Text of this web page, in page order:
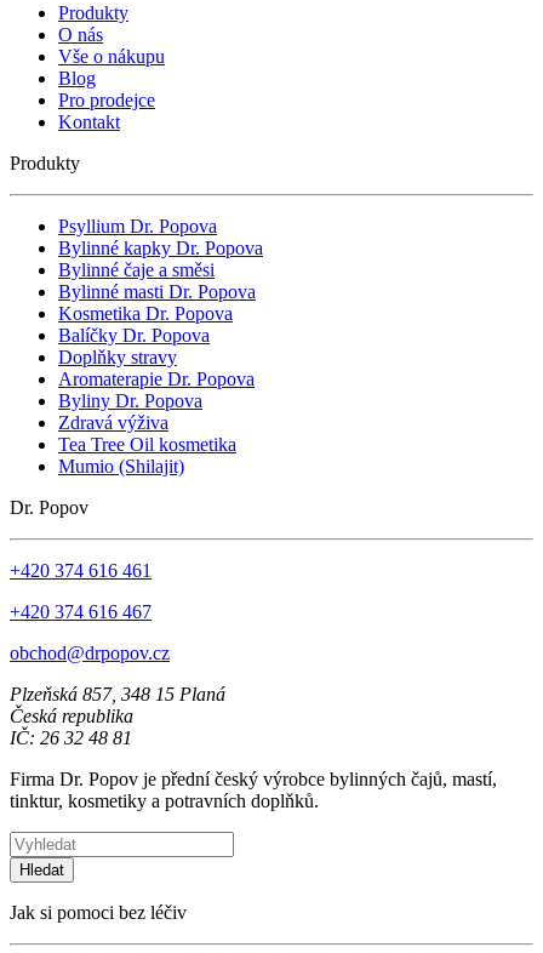
Produkty
O nás
Vše o nákupu
Blog
Pro prodejce
Kontakt
Produkty
Psyllium Dr. Popova
Bylinné kapky Dr. Popova
Bylinné čaje a směsi
Bylinné masti Dr. Popova
Kosmetika Dr. Popova
Balíčky Dr. Popova
Doplňky stravy
Aromaterapie Dr. Popova
Byliny Dr. Popova
Zdravá výživa
Tea Tree Oil kosmetika
Mumio (Shilajit)
Dr. Popov
+420 374 616 461
+420 374 616 467
obchod@drpopov.cz
Plzeňská 857, 348 15 Planá
Česká republika
IČ: 26 32 48 81
Firma Dr. Popov je přední český výrobce bylinných čajů, mastí,
tinktur, kosmetiky a potravních doplňků.
Hledat
Jak si pomoci bez léčiv